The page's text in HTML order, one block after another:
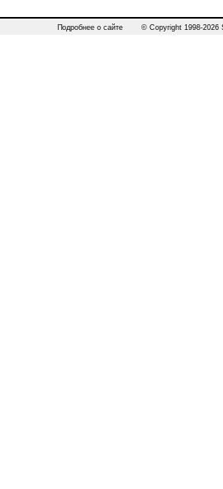
Подробнее о сайте © Copyright 1998-2026